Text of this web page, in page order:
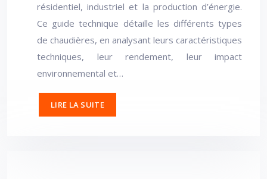
résidentiel, industriel et la production d’énergie.
Ce guide technique détaille les différents types
de chaudières, en analysant leurs caractéristiques
techniques, leur rendement, leur impact
environnemental et…
LIRE LA SUITE